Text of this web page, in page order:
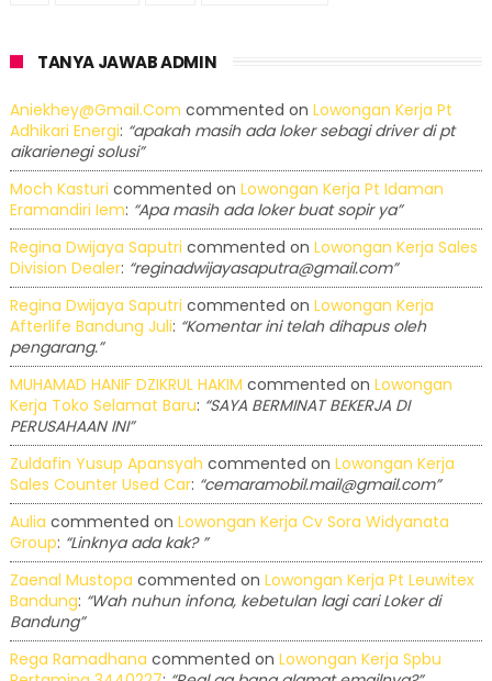
TANYA JAWAB ADMIN
Aniekhey@gmail.com commented on Lowongan Kerja Pt
Adhikari Energi: “apakah masih ada loker sebagi driver di pt
aikarienegi solusi”
Moch Kasturi commented on Lowongan Kerja Pt Idaman
Eramandiri Iem: “Apa masih ada loker buat sopir ya”
Regina Dwijaya Saputri commented on Lowongan Kerja Sales
Division Dealer: “reginadwijayasaputra@gmail.com”
Regina Dwijaya Saputri commented on Lowongan Kerja
Afterlife Bandung Juli: “Komentar ini telah dihapus oleh
pengarang.”
MUHAMAD HANIF DZIKRUL HAKIM commented on Lowongan
Kerja Toko Selamat Baru: “SAYA BERMINAT BEKERJA DI
PERUSAHAAN INI”
Zuldafin Yusup Apansyah commented on Lowongan Kerja
Sales Counter Used Car: “cemaramobil.mail@gmail.com”
Aulia commented on Lowongan Kerja Cv Sora Widyanata
Group: “Linknya ada kak? ”
Zaenal Mustopa commented on Lowongan Kerja Pt Leuwitex
Bandung: “Wah nuhun infona, kebetulan lagi cari Loker di
Bandung”
Rega Ramadhana commented on Lowongan Kerja Spbu